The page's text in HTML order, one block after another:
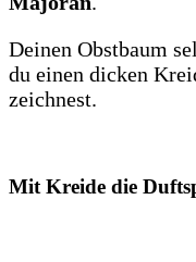
Deinen Obstbaum
du einen dicken
zeichnest.
Mit Kreide die